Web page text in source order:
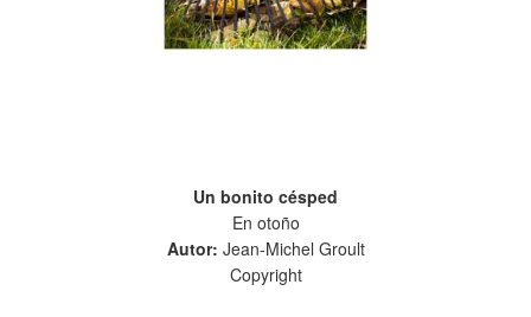
Un bonito césped
En otoño
Autor: Jean-Michel Groult
Copyright